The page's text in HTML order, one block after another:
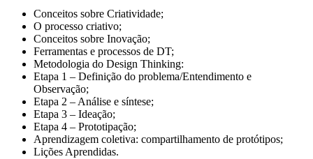
Conceitos sobre Criatividade;
O processo criativo;
Conceitos sobre Inovação;
Ferramentas e processos de DT;
Metodologia do Design Thinking:
Etapa 1 – Definição do problema/Entendimento e
Observação;
Etapa 2 – Análise e síntese;
Etapa 3 – Ideação;
Etapa 4 – Prototipação;
Aprendizagem coletiva: compartilhamento de protótipos;
Lições Aprendidas.